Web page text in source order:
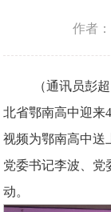
作者：
（通讯员彭
北省鄂南高中迎来
视频为鄂南高中送
党委书记李波、党
动。